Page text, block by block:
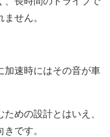
せん。
加速時にはその音が車
めの設計とはいえ、
です。